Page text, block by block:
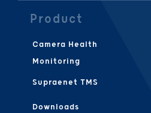
Product
Camera Health
Monitoring
Supraenet TMS
Downloads